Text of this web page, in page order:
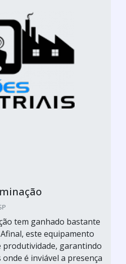
tem ganhado bastante
este equipamento
garantindo
é inviável a presença